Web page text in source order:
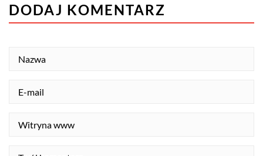
DODAJ KOMENTARZ